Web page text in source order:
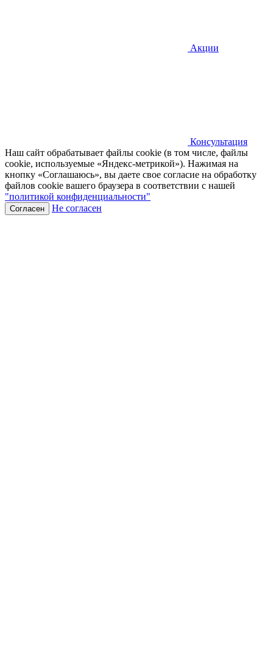
Акции
Консультация
Наш сайт обрабатывает файлы cookie (в том числе, файлы
cookie, используемые «Яндекс-метрикой»). Нажимая на
кнопку «Соглашаюсь», вы даете свое согласие на обработку
файлов cookie вашего браузера в соответствии с нашей
"политикой конфиденциальности"
Согласен Не согласен